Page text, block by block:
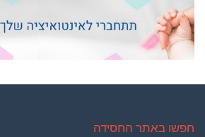
חפשו באתר החסידה